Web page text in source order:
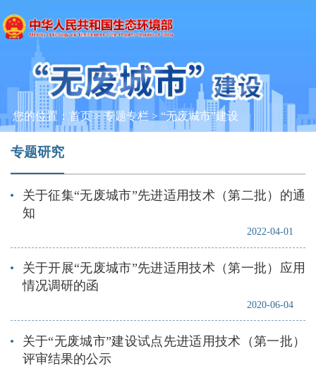
您的位置： 首页> 专题专栏 > “无废城市”建设
专题研究
2022-04-01
关于征集“无废城市”先进适用技术（第二批）的通
知
2020-06-04
关于开展“无废城市”先进适用技术（第一批）应用
情况调研的函
关于“无废城市”建设试点先进适用技术（第一批）
评审结果的公示